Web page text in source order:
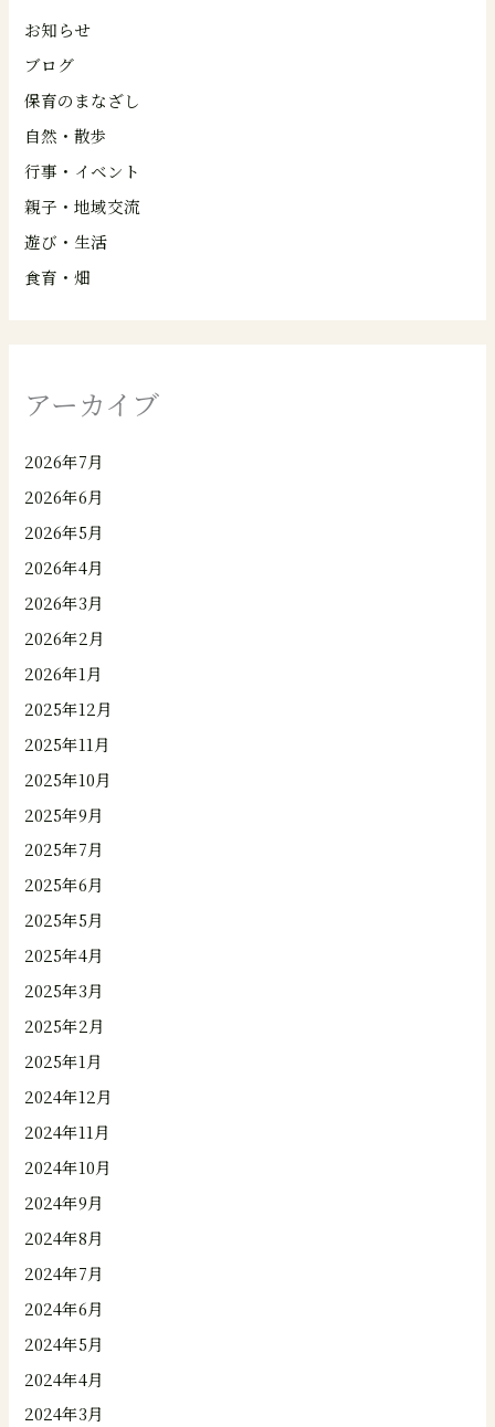
お知らせ
ブログ
保育のまなざし
自然・散歩
行事・イベント
親子・地域交流
遊び・生活
食育・畑
アーカイブ
2026年7月
2026年6月
2026年5月
2026年4月
2026年3月
2026年2月
2026年1月
2025年12月
2025年11月
2025年10月
2025年9月
2025年7月
2025年6月
2025年5月
2025年4月
2025年3月
2025年2月
2025年1月
2024年12月
2024年11月
2024年10月
2024年9月
2024年8月
2024年7月
2024年6月
2024年5月
2024年4月
2024年3月